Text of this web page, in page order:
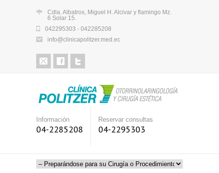
Cdla. Albatros, Miguel H. Alcivar y flamingo Mz.
6 Solar 15.
042295303 - 042285208
info@clinicapolitzer.med.ec
Información
04-2285208
Reservar consultas
04-2295303